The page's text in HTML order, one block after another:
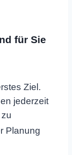
für Sie
Ziel.
jederzeit
Planung